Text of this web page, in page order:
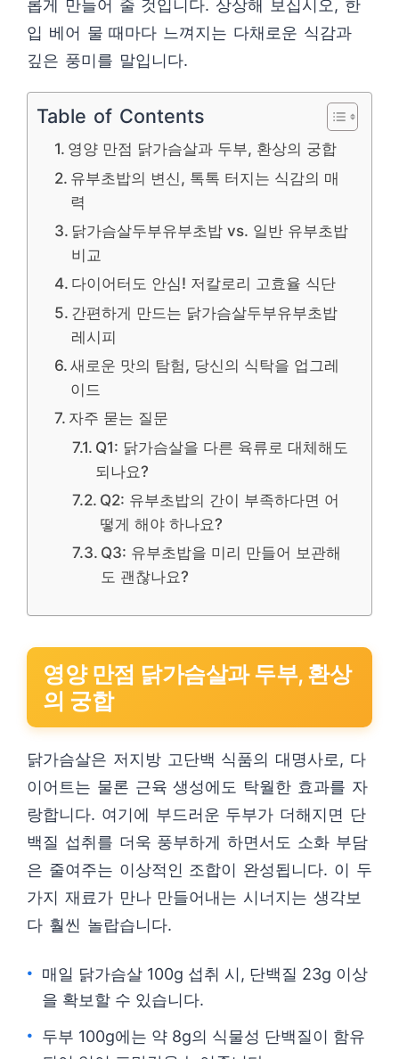
롭게 만들어 줄 것입니다. 상상해 보십시오, 한
입 베어 물 때마다 느껴지는 다채로운 식감과
깊은 풍미를 말입니다.
Table of Contents
영양 만점 닭가슴살과 두부, 환상의 궁합
유부초밥의 변신, 톡톡 터지는 식감의 매
력
닭가슴살두부유부초밥 vs. 일반 유부초밥
비교
다이어터도 안심! 저칼로리 고효율 식단
간편하게 만드는 닭가슴살두부유부초밥
레시피
새로운 맛의 탐험, 당신의 식탁을 업그레
이드
자주 묻는 질문
Q1: 닭가슴살을 다른 육류로 대체해도
되나요?
Q2: 유부초밥의 간이 부족하다면 어
떻게 해야 하나요?
Q3: 유부초밥을 미리 만들어 보관해
도 괜찮나요?
영양 만점 닭가슴살과 두부, 환상
의 궁합
닭가슴살은 저지방 고단백 식품의 대명사로, 다
이어트는 물론 근육 생성에도 탁월한 효과를 자
랑합니다. 여기에 부드러운 두부가 더해지면 단
백질 섭취를 더욱 풍부하게 하면서도 소화 부담
은 줄여주는 이상적인 조합이 완성됩니다. 이 두
가지 재료가 만나 만들어내는 시너지는 생각보
다 훨씬 놀랍습니다.
매일 닭가슴살 100g 섭취 시, 단백질 23g 이상
을 확보할 수 있습니다.
두부 100g에는 약 8g의 식물성 단백질이 함유